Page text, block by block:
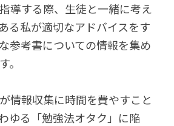
導する際、生徒と一緒に考え
る私が適切なアドバイスをす
参考書についての情報を集め
。
情報収集に時間を費やすこと
ゆる「勉強法オタク」に陥